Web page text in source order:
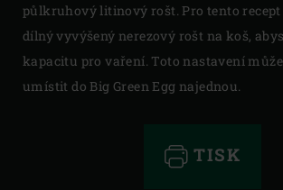
půlkruhový litinový rošt. Pro tento
dílný vyvýšený nerezový rošt na koš,
kapacitu pro vaření. Toto nastavení
umístit do Big Green Egg najednou.
TISK